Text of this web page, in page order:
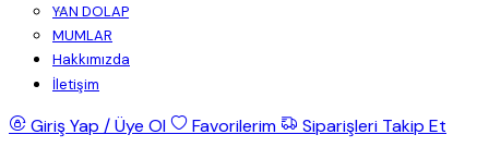
YAN DOLAP
MUMLAR
Hakkımızda
İletişim
Giriş Yap / Üye Ol Favorilerim Siparişleri Takip Et